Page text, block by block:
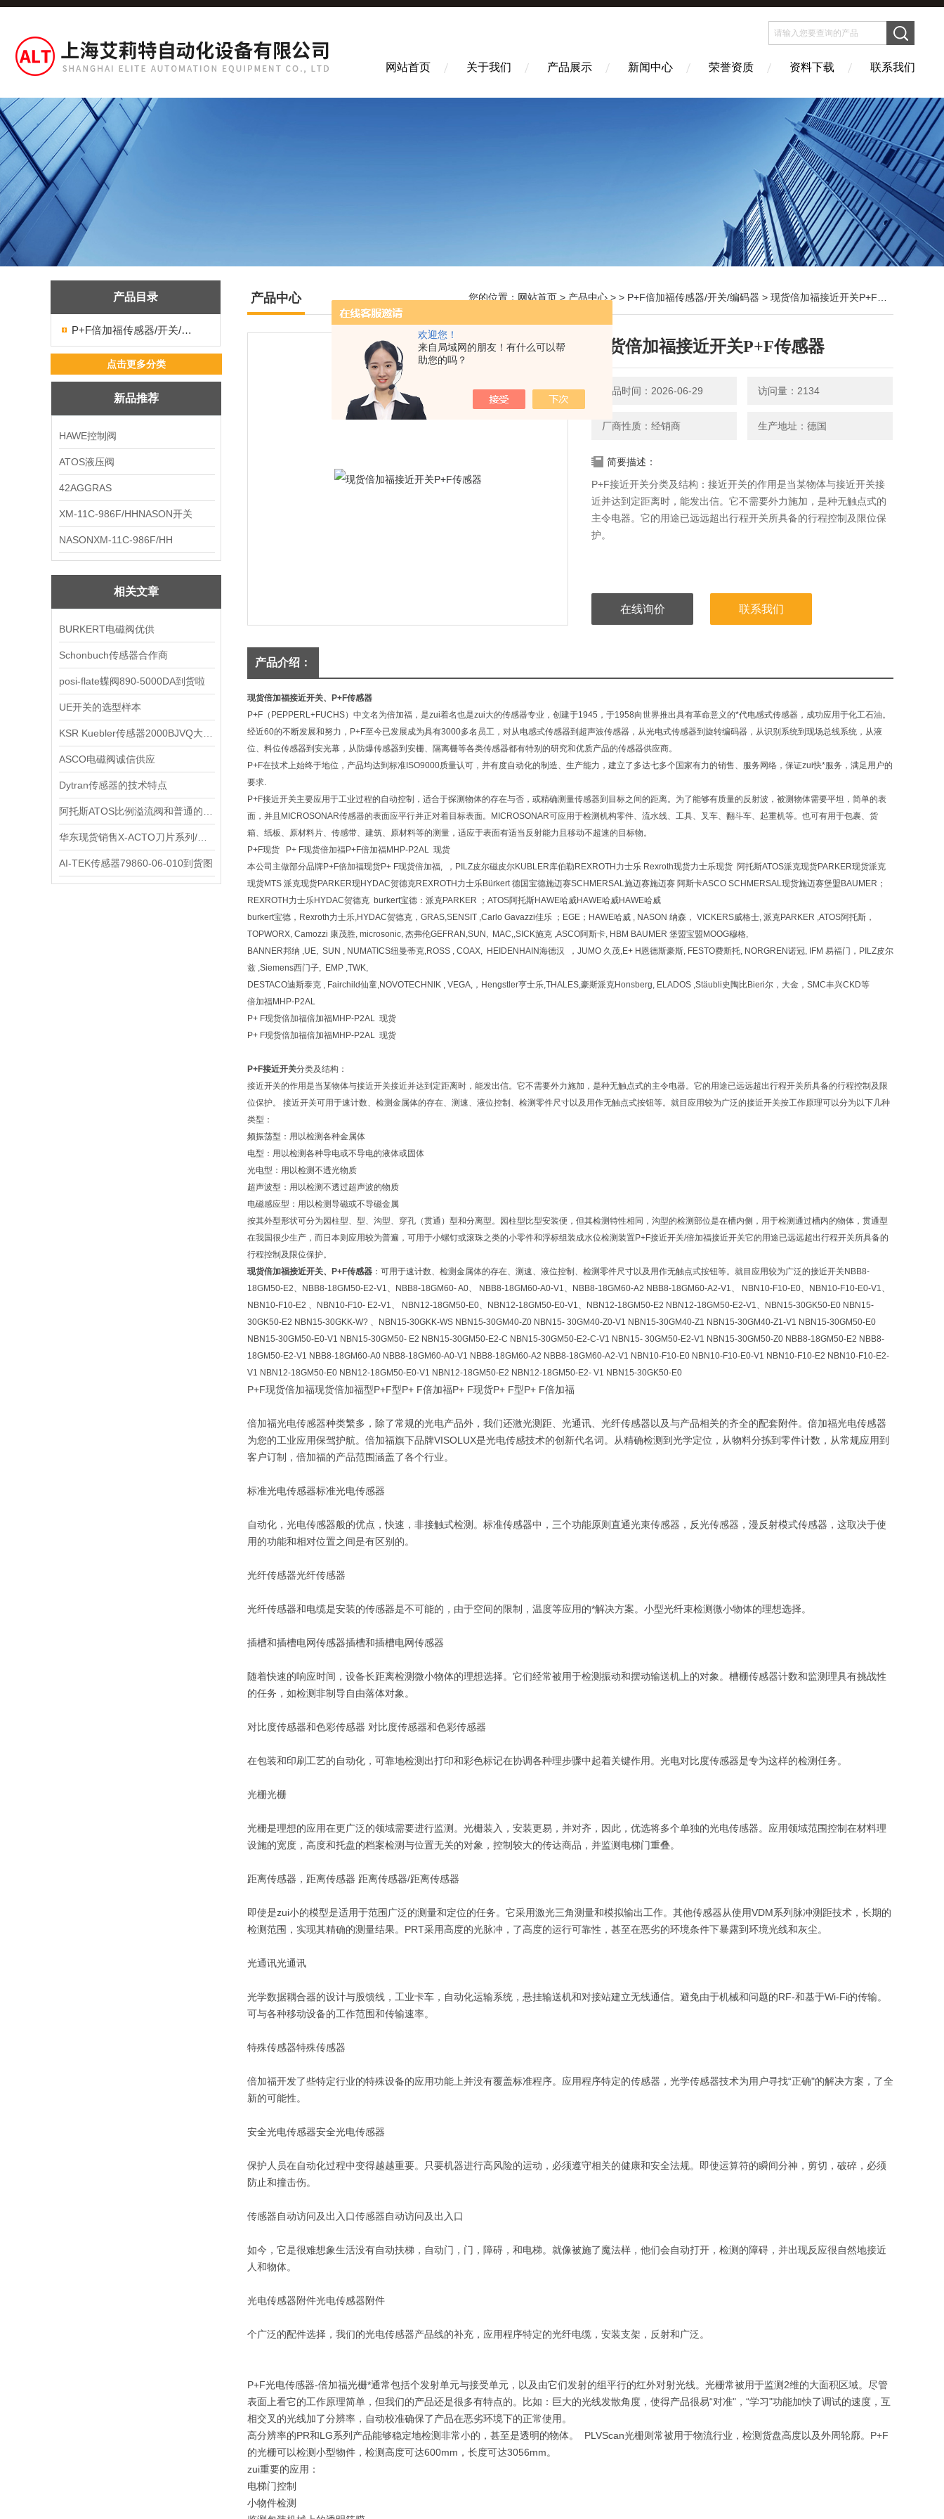
欢迎您！
来自局域网的朋友！有什么可以帮
助您的吗？
网站首页 关于我们 产品展示 新闻中心 荣誉资质 资料下载 联系我们
产品目录
P+F倍加福传感器/开关/编码器
点击更多分类
新品推荐
HAWE控制阀
ATOS液压阀
42AGGRAS
XM-11C-986F/HHNASON开关
NASONXM-11C-986F/HH
相关文章
BURKERT电磁阀优供
Schonbuch传感器合作商
posi-flate蝶阀890-5000DA到货啦
UE开关的选型样本
ASCO电磁阀诚信供应
Dytran传感器的技术特点
AI-TEK传感器79860-06-010到货图
产品中心 您的位置： 网站首页 > 产品中心 > > P+F倍加福传感器/开关/编码器 > 现货倍加福接近开关P+F传感器
现货倍加福接近开关P+F传感器
产品时间：2026-06-29 访问量：2134
厂商性质：经销商 生产地址：德国
简要描述：
P+F接近开关分类及结构：接近开关的作用是当某物体与接近开关接
近并达到定距离时，能发出信。它不需要外力施加，是种无触点式的
主令电器。它的用途已远远超出行程开关所具备的行程控制及限位保
护。
在线询价 联系我们
产品介绍：
现货倍加福接近开关、P+F传感器
P+F（PEPPERL+FUCHS）中文名为倍加福，是zui着名也是zui大的传感器专业，创建于1945，于1958向世界推出具有革命意义的*代电感式传感器，成功应用于化工石油。
经近60的不断发展和努力，P+F至今已发展成为具有3000多名员工，对从电感式传感器到超声波传感器，从光电式传感器到旋转编码器，从识别系统到现场总线系统，从液
位、料位传感器到安光幕，从防爆传感器到安栅、隔离栅等各类传感器都有特别的研究和优质产品的传感器供应商。
P+F在技术上始终于地位，产品均达到标准ISO9000质量认可，并有度自动化的制造、生产能力，建立了多达七多个国家有力的销售、服务网络，保证zui快*服务，满足用户的
要求.
P+F接近开关主要应用于工业过程的自动控制，适合于探测物体的存在与否，或精确测量传感器到目标之间的距离。为了能够有质量的反射波，被测物体需要平坦，简单的表
面，并且MICROSONAR传感器的表面应平行并正对着目标表面。MICROSONAR可应用于检测机构零件、流水线、工具、叉车、翻斗车、起重机等。也可有用于包裹、货
箱、纸板、原材料片、传感带、建筑、原材料等的测量，适应于表面有适当反射能力且移动不超速的目标物。
P+F现货 P+ F现货倍加福P+F倍加福MHP-P2AL 现货
本公司主做部分品牌P+F倍加福现货P+ F现货倍加福, ，PILZ皮尔磁皮尔KUBLER库伯勒REXROTH力士乐 Rexroth现货力士乐现货 阿托斯ATOS派克现货PARKER现货派克
现货MTS 派克现货PARKER现HYDAC贺德克REXROTH力士乐Bürkert 德国宝德施迈赛SCHMERSAL施迈赛施迈赛 阿斯卡ASCO SCHMERSAL现货施迈赛堡盟BAUMER；
REXROTH力士乐HYDAC贺德克 burkert宝德：派克PARKER ；ATOS阿托斯HAWE哈威HAWE哈威HAWE哈威
burkert宝德，Rexroth力士乐,HYDAC贺德克，GRAS,SENSIT ,Carlo Gavazzi佳乐 ；EGE；HAWE哈威 , NASON 纳森， VICKERS威格士, 派克PARKER ,ATOS阿托斯，
TOPWORX, Camozzi 康茂胜, microsonic, 杰弗伦GEFRAN,SUN, MAC,,SICK施克 ,ASCO阿斯卡, HBM BAUMER 堡盟宝盟MOOG穆格,
BANNER邦纳 ,UE, SUN , NUMATICS纽曼蒂克,ROSS , COAX, HEIDENHAIN海德汉 ，JUMO 久茂,E+ H恩德斯豪斯, FESTO费斯托, NORGREN诺冠, IFM 易福门，PILZ皮尔
兹 ,Siemens西门子, EMP ,TWK,
DESTACO迪斯泰克 , Fairchild仙童,NOVOTECHNIK , VEGA,，Hengstler亨士乐,THALES,豪斯派克Honsberg, ELADOS ,Stäubli史陶比Bieri尔，大金，SMC丰兴CKD等
倍加福MHP-P2AL
P+ F现货倍加福倍加福MHP-P2AL 现货
P+ F现货倍加福倍加福MHP-P2AL 现货
P+F接近开关分类及结构：
接近开关的作用是当某物体与接近开关接近并达到定距离时，能发出信。它不需要外力施加，是种无触点式的主令电器。它的用途已远远超出行程开关所具备的行程控制及限
位保护。 接近开关可用于速计数、检测金属体的存在、测速、液位控制、检测零件尺寸以及用作无触点式按钮等。就目应用较为广泛的接近开关按工作原理可以分为以下几种
类型：
频振荡型：用以检测各种金属体
电型：用以检测各种导电或不导电的液体或固体
光电型：用以检测不透光物质
超声波型：用以检测不透过超声波的物质
电磁感应型：用以检测导磁或不导磁金属
按其外型形状可分为园柱型、型、沟型、穿孔（贯通）型和分离型。园柱型比型安装便，但其检测特性相同，沟型的检测部位是在槽内侧，用于检测通过槽内的物体，贯通型
在我国很少生产，而日本则应用较为普遍，可用于小螺钉或滚珠之类的小零件和浮标组装成水位检测装置P+F接近开关/倍加福接近开关它的用途已远远超出行程开关所具备的
行程控制及限位保护。
现货倍加福接近开关、P+F传感器 ：可用于速计数、检测金属体的存在、测速、液位控制、检测零件尺寸以及用作无触点式按钮等。就目应用较为广泛的接近开关NBB8-
18GM50-E2、NBB8-18GM50-E2-V1、NBB8-18GM60- A0、 NBB8-18GM60-A0-V1、NBB8-18GM60-A2 NBB8-18GM60-A2-V1、 NBN10-F10-E0、NBN10-F10-E0-V1、
NBN10-F10-E2 、NBN10-F10- E2-V1、 NBN12-18GM50-E0、NBN12-18GM50-E0-V1、NBN12-18GM50-E2 NBN12-18GM50-E2-V1、NBN15-30GK50-E0 NBN15-
30GK50-E2 NBN15-30GKK-W? 、NBN15-30GKK-WS NBN15-30GM40-Z0 NBN15- 30GM40-Z0-V1 NBN15-30GM40-Z1 NBN15-30GM40-Z1-V1 NBN15-30GM50-E0
NBN15-30GM50-E0-V1 NBN15-30GM50- E2 NBN15-30GM50-E2-C NBN15-30GM50-E2-C-V1 NBN15- 30GM50-E2-V1 NBN15-30GM50-Z0 NBB8-18GM50-E2 NBB8-
18GM50-E2-V1 NBB8-18GM60-A0 NBB8-18GM60-A0-V1 NBB8-18GM60-A2 NBB8-18GM60-A2-V1 NBN10-F10-E0 NBN10-F10-E0-V1 NBN10-F10-E2 NBN10-F10-E2-
V1 NBN12-18GM50-E0 NBN12-18GM50-E0-V1 NBN12-18GM50-E2 NBN12-18GM50-E2- V1 NBN15-30GK50-E0
P+F现货倍加福现货倍加福型P+F型P+ F倍加福P+ F现货P+ F型P+ F倍加福
倍加福光电传感器种类繁多，除了常规的光电产品外，我们还激光测距、光通讯、光纤传感器以及与产品相关的齐全的配套附件。倍加福光电传感器
为您的工业应用保驾护航。倍加福旗下品牌VISOLUX是光电传感技术的创新代名词。从精确检测到光学定位，从物料分拣到零件计数，从常规应用到
客户订制，倍加福的产品范围涵盖了各个行业。
标准光电传感器标准光电传感器
自动化，光电传感器般的优点，快速，非接触式检测。标准传感器中，三个功能原则直通光束传感器，反光传感器，漫反射模式传感器，这取决于使
用的功能和相对位置之间是有区别的。
光纤传感器光纤传感器
光纤传感器和电缆是安装的传感器是不可能的，由于空间的限制，温度等应用的*解决方案。小型光纤束检测微小物体的理想选择。
插槽和插槽电网传感器插槽和插槽电网传感器
随着快速的响应时间，设备长距离检测微小物体的理想选择。它们经常被用于检测振动和摆动输送机上的对象。槽栅传感器计数和监测理具有挑战性
的任务，如检测非制导自由落体对象。
对比度传感器和色彩传感器 对比度传感器和色彩传感器
在包装和印刷工艺的自动化，可靠地检测出打印和彩色标记在协调各种理步骤中起着关键作用。光电对比度传感器是专为这样的检测任务。
光栅光栅
光栅是理想的应用在更广泛的领域需要进行监测。光栅装入，安装更易，并对齐，因此，优选将多个单独的光电传感器。应用领域范围控制在材料理
设施的宽度，高度和托盘的档案检测与位置无关的对象，控制较大的传达商品，并监测电梯门重叠。
距离传感器，距离传感器 距离传感器/距离传感器
即使是zui小的模型是适用于范围广泛的测量和定位的任务。它采用激光三角测量和模拟输出工作。其他传感器从使用VDM系列脉冲测距技术，长期的
检测范围，实现其精确的测量结果。PRT采用高度的光脉冲，了高度的运行可靠性，甚至在恶劣的环境条件下暴露到环境光线和灰尘。
光通讯光通讯
光学数据耦合器的设计与股馈线，工业卡车，自动化运输系统，悬挂输送机和对接站建立无线通信。避免由于机械和问题的RF-和基于Wi-Fi的传输。
可与各种移动设备的工作范围和传输速率。
特殊传感器特殊传感器
倍加福开发了些特定行业的特殊设备的应用功能上并没有覆盖标准程序。应用程序特定的传感器，光学传感器技术为用户寻找“正确"的解决方案，了全
新的可能性。
安全光电传感器安全光电传感器
保护人员在自动化过程中变得越越重要。只要机器进行高风险的运动，必须遵守相关的健康和安全法规。即使运算符的瞬间分神，剪切，破碎，必须
防止和撞击伤。
传感器自动访问及出入口传感器自动访问及出入口
如今，它是很难想象生活没有自动扶梯，自动门，门，障碍，和电梯。就像被施了魔法样，他们会自动打开，检测的障碍，并出现反应很自然地接近
人和物体。
光电传感器附件光电传感器附件
个广泛的配件选择，我们的光电传感器产品线的补充，应用程序特定的光纤电缆，安装支架，反射和广泛。
P+F光电传感器-倍加福光栅*通常包括个发射单元与接受单元，以及由它们发射的组平行的红外对射光线。光栅常被用于监测2维的大面积区域。尽管
表面上看它的工作原理简单，但我们的产品还是很多有特点的。比如：巨大的光线发散角度，使得产品很易“对准"，“学习"功能加快了调试的速度，互
相交叉的光线加了分辨率，自动校准确保了产品在恶劣环境下的正常使用。
高分辨率的PR和LG系列产品能够稳定地检测非常小的，甚至是透明的物体。 PLVScan光栅则常被用于物流行业，检测货盘高度以及外周轮廓。P+F
的光栅可以检测小型物件，检测高度可达600mm，长度可达3056mm。
zui重要的应用：
电梯门控制
小物件检测